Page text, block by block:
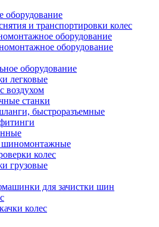
оборудование
и транспортировки колес
оборудование
оборудование
оборудование
легковые
воздухом
станки
быстроразъемные
колес
грузовые
для зачистки шин
колес